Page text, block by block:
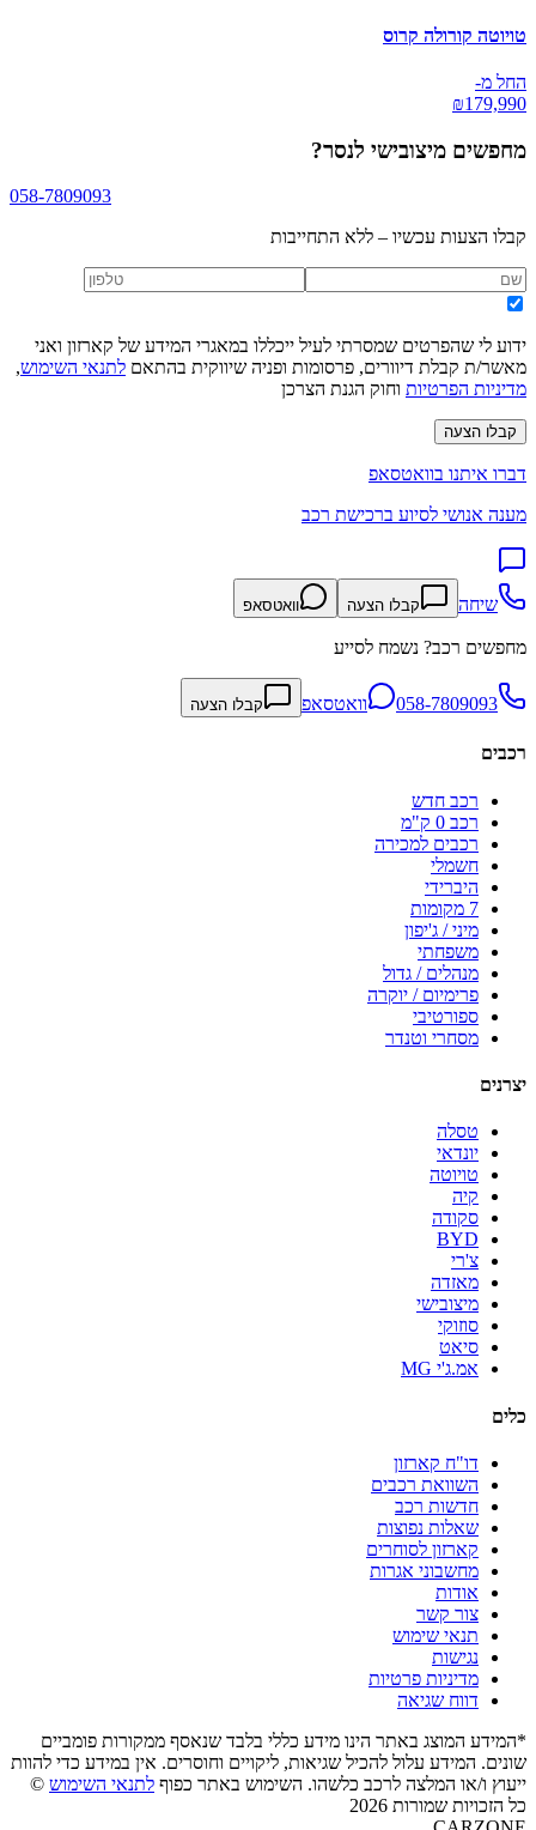
טויוטה קורולה קרוס
החל מ-
₪179,990
מחפשים מיצובישי לנסר?
058-7809093
קבלו הצעות עכשיו – ללא התחייבות
ידוע לי שהפרטים שמסרתי לעיל ייכללו במאגרי המידע של קארזון ואני
מאשר/ת קבלת דיוורים, פרסומות ופניה שיווקית בהתאם לתנאי השימוש,
מדיניות הפרטיות וחוק הגנת הצרכן
קבלו הצעה
דברו איתנו בוואטסאפ
מענה אנושי לסיוע ברכישת רכב
שיחה קבלו הצעה וואטסאפ
מחפשים רכב? נשמח לסייע
058-7809093 וואטסאפ קבלו הצעה
רכבים
רכב חדש
רכב 0 ק"מ
רכבים למכירה
חשמלי
היברידי
7 מקומות
מיני / ג'יפון
משפחתי
מנהלים / גדול
פרימיום / יוקרה
ספורטיבי
מסחרי וטנדר
יצרנים
טסלה
יונדאי
טויוטה
קיה
סקודה
BYD
צ'רי
מאזדה
מיצובישי
סוזוקי
סיאט
אמ.ג'י MG
כלים
דו"ח קארזון
השוואת רכבים
חדשות רכב
שאלות נפוצות
קארזון לסוחרים
מחשבוני אגרות
אודות
צור קשר
תנאי שימוש
נגישות
מדיניות פרטיות
דווח שגיאה
*המידע המוצג באתר הינו מידע כללי בלבד שנאסף ממקורות פומביים
שונים. המידע עלול להכיל שגיאות, ליקויים וחוסרים. אין במידע כדי להוות
ייעוץ ו/או המלצה לרכב כלשהו. השימוש באתר כפוף לתנאי השימוש ©
כל הזכויות שמורות 2026